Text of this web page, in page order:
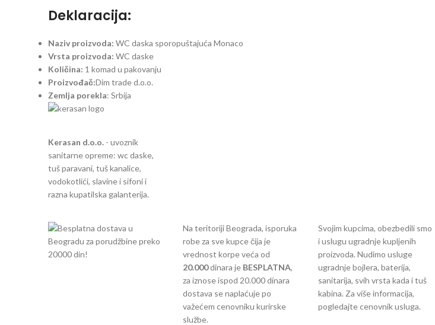
Deklaracija:
Naziv proizvoda: WC daska sporopuštajuća Monaco
Vrsta proizvoda: WC daske
Količina: 1 komad u pakovanju
Proizvođač:Dim trade d.o.o.
Zemlja porekla: Srbija
Kerasan d.o.o. - uvoznik
sanitarne opreme: wc daske,
tuš paravani, tuš kanalice,
vodokotlići, slavine i sifoni i
razna kupatilska galanterija.
Na teritoriji Beograda, isporuka
robe za sve kupce čija je
vrednost korpe veća od
20.000dinara je BESPLATNA,
za iznose ispod 20.000 dinara
dostava se naplaćuje po
važećem cenovniku kurirske
službe.
Svojim kupcima, obezbedili smo
i uslugu ugradnje kupljenih
proizvoda. Nudimo usluge
ugradnje bojlera, baterija,
sanitarija, svih vrsta kada i tuš
kabina. Za više informacija,
pogledajte cenovnik usluga.